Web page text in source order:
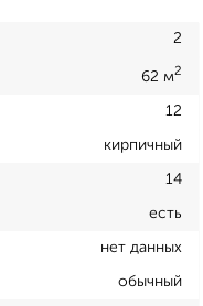
2
62 м2
12
кирпичный
14
есть
нет данных
обычный